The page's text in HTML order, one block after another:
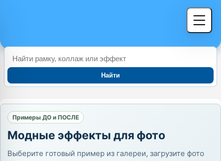
Найти
Примеры ДО и ПОСЛЕ
Модные эффекты для фото
Выберите готовый пример из галереи, загрузите фото